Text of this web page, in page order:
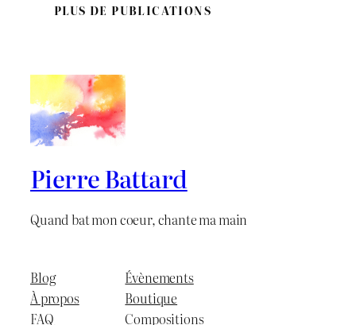
PLUS DE PUBLICATIONS
Pierre Battard
Quand bat mon coeur, chante ma main
Blog
À propos
FAQ
Évènements
Boutique
Compositions